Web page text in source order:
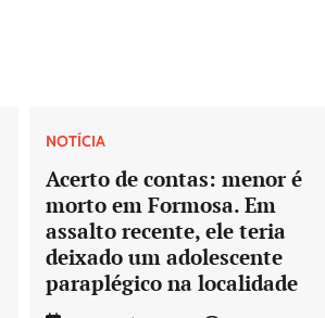
NOTÍCIA
Acerto de contas: menor é
morto em Formosa. Em
assalto recente, ele teria
deixado um adolescente
paraplégico na localidade